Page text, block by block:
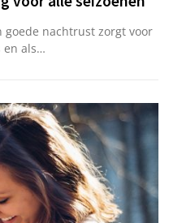
goede nachtrust zorgt voor
en als…